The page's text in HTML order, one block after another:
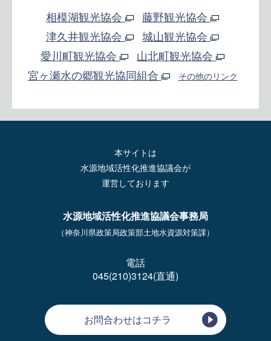
相模湖観光協会
藤野観光協会
津久井観光協会
城山観光協会
愛川町観光協会
山北町観光協会
宮ヶ瀬水の郷観光協同組合
その他のリンク
本サイトは
水源地域活性化推進協議会が
運営しております
水源地域活性化推進協議会事務局
（神奈川県政策局政策部土地水資源対策課）
電話
045(210)3124(直通)
お問合わせはコチラ